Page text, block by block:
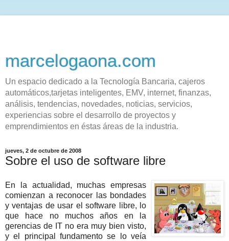
marcelogaona.com
Un espacio dedicado a la Tecnología Bancaria, cajeros
automáticos,tarjetas inteligentes, EMV, internet, finanzas,
análisis, tendencias, novedades, noticias, servicios,
experiencias sobre el desarrollo de proyectos y
emprendimientos en éstas áreas de la industria.
jueves, 2 de octubre de 2008
Sobre el uso de software libre
En la actualidad, muchas empresas
comienzan a reconocer las bondades
y ventajas de usar el software libre, lo
que hace no muchos años en la
gerencias de IT no era muy bien visto,
y el principal fundamento se lo veía